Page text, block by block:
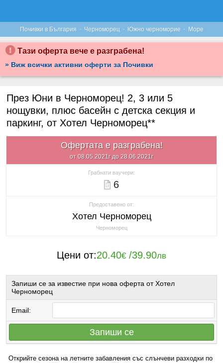
Почивки в България · Черноморец · Южно черноморие · Море
Тази оферта вече е разграбена!
» Виж всички активни оферти за Почивки
През Юни в Черноморец! 2, 3 или 5
нощувки, плюс басейн с детска секция и
паркинг, от Хотел Черноморец**
Офертата е разграбена!
от 08.05.2021г до 28.06.2021г
Грабнати ваучери:
6
Предоставено от:
Хотел Черноморец
Черноморец
Цени от:20.40€ /39.90лв
Запиши се за известие при нова оферта от Хотел
Черноморец
Email:
Запиши се
Открийте сезона на летните забавления със слънчеви разходки по